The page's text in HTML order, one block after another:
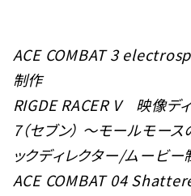
ACE COMBAT 3
制作
RIGDE RACER V 映像デ
7（セブン） ～モールモー
ックディレクター/ムービー
ACE COMBAT 04